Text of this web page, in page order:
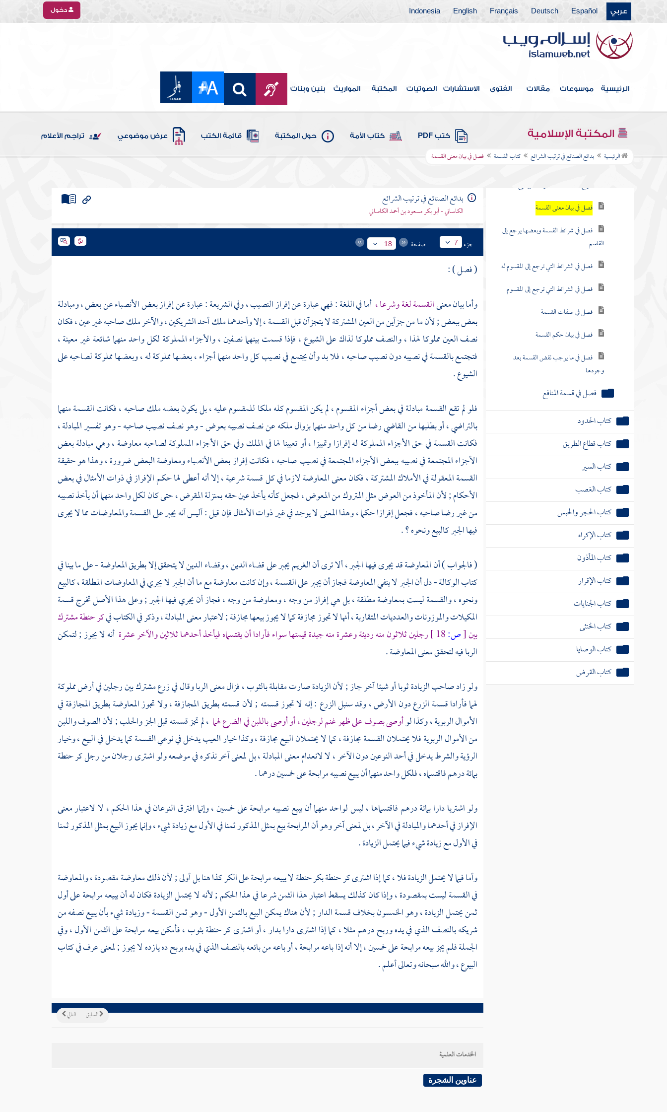
عربي Español
Deutsch
Français
English
Indonesia دخول
الرئيسية موسوعات مقالات الفتوى الاستشارات الصوتيات المكتبة المواريث بنين وبنات
المكتبة الإسلامية كتب PDF كتاب الأمة حول المكتبة قائمة الكتب عرض موضوعي تراجم الأعلام
الرئيسية بدائع الصنائع في ترتيب الشرائع كتاب القسمة فصل في بيان معنى القسمة
كتاب الوديعة
كتاب العارية
كتاب آداب القاضي
أنواع القسمة وبيان شرعية كل نوع
فصل في بيان معنى القسمة
فصل في شرائط القسمة وبعضها يرجع إلى
القاسم
فصل في الشرائط التي ترجع إلى المقسوم له
فصل في الشرائط التي ترجع إلى المقسوم
فصل في صفات القسمة
فصل في بيان حكم القسمة
فصل في ما يوجب نقض القسمة بعد
وجودها
فصل في قسمة المنافع
كتاب الحدود
كتاب قطاع الطريق
كتاب السير
كتاب الغصب
كتاب الحجر والحبس
كتاب الإكراه
كتاب المأذون
كتاب الإقرار
كتاب الجنايات
كتاب الخنثى
كتاب الوصايا
كتاب القرض
بدائع الصنائع في ترتيب الشرائع
الكاساني - أبو بكر مسعود بن أحمد الكاساني
جزء 7 صفحة 18
( فصل ) :
وأما بيان معنىالقسمة لغة وشرعا ، أما في اللغة : فهي عبارة عن إفراز النصيب ، وفي الشريعة : عبارة عن إفراز بعض الأنصباء عن بعض ، ومبادلة
بعض ببعض ; لأن ما من جزأين من العين المشتركة لا يتجزآن قبل القسمة ، إلا وأحدهما ملك أحد الشريكين ، والآخر ملك صاحبه غير عين ، فكان
نصف العين مملوكا لهذا ، والنصف مملوكا لذاك على الشيوع ، فإذا قسمت بينهما نصفين ، والأجزاء المملوكة لكل واحد منهما شائعة غير معينة ،
فتجتمع بالقسمة في نصيبه دون نصيب صاحبه ، فلا بد وأن يجتمع في نصيب كل واحد منهما أجزاء ، بعضها مملوكة له ، وبعضها مملوكة لصاحبه على
الشيوع .
فلو لم تقع القسمة مبادلة في بعض أجزاء المقسوم ، لم يكن المقسوم كله ملكا للمقسوم عليه ، بل يكون بعضه ملك صاحبه ، فكانت القسمة منهما
بالتراضي ، أو بطلبها من القاضي رضا من كل واحد منهما بزوال ملكه عن نصف نصيبه بعوض - وهو نصف نصيب صاحبه - وهو تفسير المبادلة ،
فكانت القسمة في حق الأجزاء المملوكة له إفرازا وتمييزا ، أو تعيينا لها في الملك وفي حق الأجزاء المملوكة لصاحبه معاوضة ، وهي مبادلة بعض
الأجزاء المجتمعة في نصيبه ببعض الأجزاء المجتمعة في نصيب صاحبه ، فكانت إفراز بعض الأنصباء ومعاوضة البعض ضرورة ، وهذا هو حقيقة
القسمة المعقولة في الأملاك المشتركة ، فكان معنى المعاوضة لازما في كل قسمة شرعية ، إلا أنه أعطى لها حكم الإفراز في ذوات الأمثال في بعض
الأحكام ; لأن المأخوذ من العوض مثل المتروك من المعوض ، فجعل كأنه يأخذ عين حقه بمنزلة المقرض ، حتى كان لكل واحد منهما أن يأخذ نصيبه
من غير رضا صاحبه ، فجعل إفرازا حكما ، وهذا المعنى لا يوجد في غير ذوات الأمثال فإن قيل : أليس أنه يجبر على القسمة والمعاوضات مما لا يجرى
فيها الجبر كالبيع ونحوه ؟ .
( فالجواب ) أن المعاوضة قد يجرى فيها الجبر ، ألا ترى أن الغريم يجبر على قضاء الدين ، وقضاء الدين لا يتحقق إلا بطريق المعاوضة - على ما بينا في
كتاب الوكالة - دل أن الجبر لا ينفي المعاوضة فجاز أن يجبر على القسمة ، وإن كانت معاوضة مع ما أن الجبر لا يجري في المعاوضات المطلقة ، كالبيع
ونحوه ، والقسمة ليست بمعاوضة مطلقة ، بل هي إفراز من وجه ، ومعاوضة من وجه ، فجاز أن يجري فيها الجبر ; وعلى هذا الأصل تخرج قسمة
المكيلات والموزونات والعدديات المتقاربة ، أنها لا تجوز مجازفة كما لا يجوز بيعها مجازفة ; لاعتبار معنى المبادلة ، وذكر في الكتاب فيكر حنطة مشترك
بين[ص: رجلين ثلاثون منه رديئة وعشرة منه جيدة قيمتها سواء فأرادا أن يقتسماه فيأخذ أحدهما ثلاثين والآخر عشرة أنه لا يجوز ; لتمكن
الربا فيه لتحقق معنى المعاوضة .
ولو زاد صاحب الزيادة ثوبا أو شيئا آخر جاز ; لأن الزيادة صارت مقابلة بالثوب ، فزال معنى الربا وقال في زرع مشترك بين رجلين في أرض مملوكة
لهما فأرادا قسمة الزرع دون الأرض ، وقد سنبل الزرع : إنه لا تجوز قسمته ; لأن قسمته بطريق المجازفة ، ولا تجوز المعاوضة بطريق المجازفة في
الأموال الربوية ، وكذا لوأوصى بصوف على ظهر غنم لرجلين ، أو أوصى باللبن في الضرع لهما ، لم تجز قسمته قبل الجز والحلب ; لأن الصوف واللبن
من الأموال الربوية فلا يحتملان القسمة مجازفة ، كما لا يحتملان البيع مجازفة ، وكذا خيار العيب يدخل في نوعي القسمة كما يدخل في البيع ، وخيار
الرؤية والشرط يدخل في أحد النوعين دون الآخر ، لا لانعدام معنى المبادلة ، بل لمعنى آخر نذكره في موضعه ولو اشترى رجلان من رجل كر حنطة
بمائة درهم فاقتسماه ، فلكل واحد منهما أن يبيع نصيبه مرابحة على خمسين درهما .
ولو اشتريا دارا بمائة درهم فاقتسماها ، ليس لواحد منهما أن يبيع نصيبه مرابحة على خمسين ، وإنما افترق النوعان في هذا الحكم ، لا لاعتبار معنى
الإفراز في أحدهما والمبادلة في الآخر ، بل لمعنى آخر وهو أن المرابحة بيع بمثل المذكور ثمنا في الأول مع زيادة شيء ، وإنما يجوز البيع بمثل المذكور ثمنا
في الأول مع زيادة شيء فيما يحتمل الزيادة .
وأما فيما لا يحتمل الزيادة فلا ، كما إذا اشترى كر حنطة بكر حنطة لا يبيعه مرابحة على الكر كذا هنا بل أولى ; لأن ذلك معاوضة مقصودة ، والمعاوضة
في القسمة ليست بمقصودة ، وإذا كان كذلك يسقط اعتبار هذا الثمن شرعا في هذا الحكم ; لأنه لا يحتمل الزيادة فكان له أن يبيعه مرابحة على أول
ثمن يحتمل الزيادة ، وهو الخمسون بخلاف قسمة الدار ; لأن هناك يمكن البيع بالثمن الأول - وهو ثمن القسمة - وزيادة شيء بأن يبيع نصفه من
شريكه بالنصف الذي في يده وربح درهم مثلا ، كما إذا اشترى دارا بدار ، أو اشترى كر حنطة بثوب ، فأمكن بيعه مرابحة على الثمن الأول ، وفي
الجملة فلم يجز بيعه مرابحة على خمسين ، إلا أنه إذا باعه مرابحة ، أو باعه من بائعه بالنصف الذي في يده بربح ده يازده لا يجوز ; لمعنى عرف في كتاب
البيوع ، والله سبحانه وتعالى أعلم .
التالي السابق
الخدمات العلمية
عناوين الشجرة